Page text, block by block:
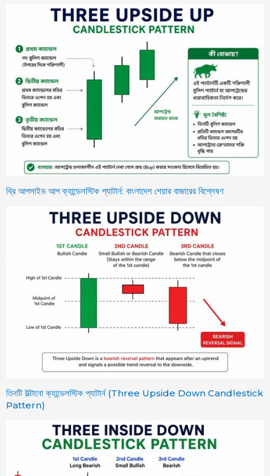
থ্রি আপসাইড আপ ক্যান্ডেলস্টিক প্যাটার্ন: বাংলাদেশ শেয়ার বাজারের বিশ্লেষণ
তিনটি উল্টানো ক্যান্ডেলস্টিক প্যাটার্ন (Three Upside Down Candlestick
Pattern)